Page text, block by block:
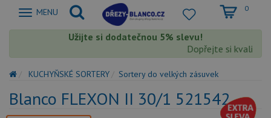
Zobrazit
MENU 0
Užijte si dodatečnou 5% slevu!
Dopřejte si kvalitu
KUCHYŇSKÉ SORTERY Sortery do velkých zásuvek
Blanco FLEXON II 30/1 521542